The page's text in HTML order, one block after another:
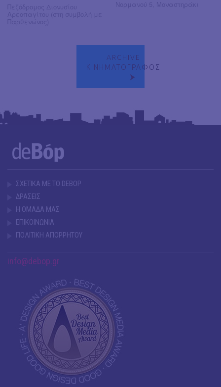
ARCHIVE
ΚΙΝΗΜΑΤΟΓΡΑΦΟΣ
ΣΧΕΤΙΚΑ ΜΕ ΤΟ DEBOP
ΔΡΑΣΕΙΣ
Η ΟΜΑΔΑ ΜΑΣ
ΕΠΙΚΟΙΝΩΝΙΑ
ΠΟΛΙΤΙΚΗ ΑΠΟΡΡΗΤΟΥ
info@debop.gr